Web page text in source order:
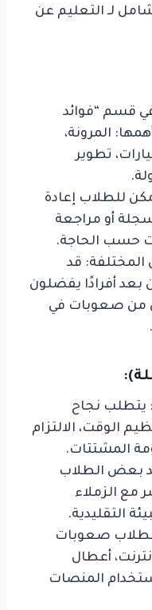
لـ التعليم عن
في قسم “فوائد
المرونة،
تطوير
للطلاب إعادة
أو مراجعة
حسب الحاجة.
المختلفة: قد
أفرادًا يفضلون
من صعوبات في
يتطلب نجاح
الوقت، الالتزام
المشتتات.
بعض الطلاب
مع الزملاء
التقليدية.
صعوبات
أعطال
المنصات